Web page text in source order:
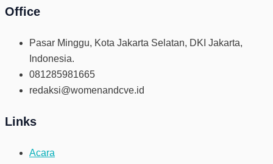
Office
Pasar Minggu, Kota Jakarta Selatan, DKI Jakarta,
Indonesia.
081285981665
redaksi@womenandcve.id
Links
Acara